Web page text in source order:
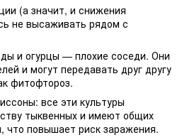
(а значит, и снижения
не высаживать рядом с
и огурцы — плохие соседи. Они
и могут передавать друг другу
фитофтороз.
все эти культуры
тыквенных и имеют общих
что повышает риск заражения.